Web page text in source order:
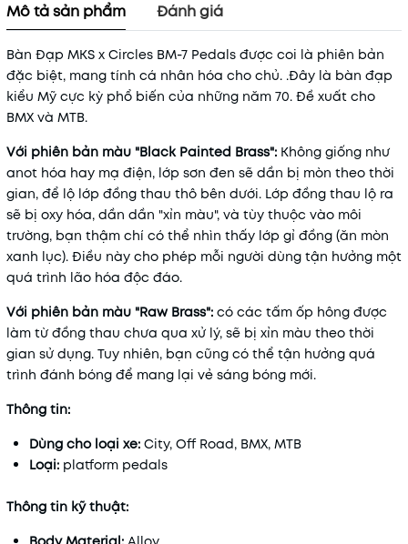
Mô tả sản phẩm Đánh giá
Bàn Đạp MKS x Circles BM-7 Pedals được coi là phiên bản
đặc biệt, mang tính cá nhân hóa cho chủ. .Đây là bàn đạp
kiểu Mỹ cực kỳ phổ biến của những năm 70. Đề xuất cho
BMX và MTB.
Với phiên bản màu "Black Painted Brass": Không giống như
anot hóa hay mạ điện, lớp sơn đen sẽ dần bị mòn theo thời
gian, để lộ lớp đồng thau thô bên dưới. Lớp đồng thau lộ ra
sẽ bị oxy hóa, dần dần "xỉn màu", và tùy thuộc vào môi
trường, bạn thậm chí có thể nhìn thấy lớp gỉ đồng (ăn mòn
xanh lục). Điều này cho phép mỗi người dùng tận hưởng một
quá trình lão hóa độc đáo.
Với phiên bản màu "Raw Brass": có các tấm ốp hông được
làm từ đồng thau chưa qua xử lý, sẽ bị xỉn màu theo thời
gian sử dụng. Tuy nhiên, bạn cũng có thể tận hưởng quá
trình đánh bóng để mang lại vẻ sáng bóng mới.
Thông tin:
Dùng cho loại xe: City, Off Road, BMX, MTB
Loại: platform pedals
Thông tin kỹ thuật: